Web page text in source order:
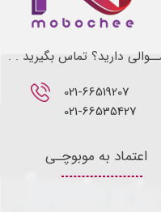
021-66519207​​​​​​​
021-66535427
دارید؟ تماس بگیرید . .
اعتماد به موبوچـی